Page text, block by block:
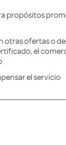
propósitos
otras ofertas o
el
el servicio